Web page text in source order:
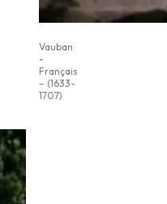
Vauban
-
Français
– (1633-
1707)